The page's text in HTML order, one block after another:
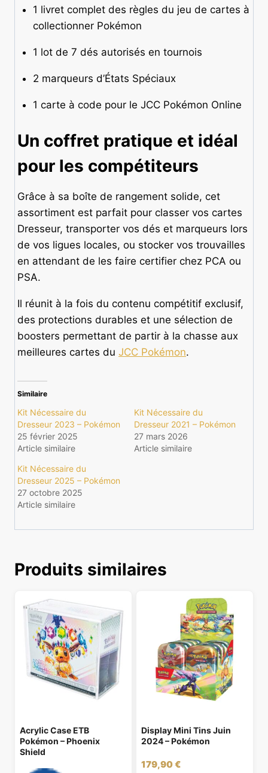
1 livret complet des règles du jeu de cartes à
collectionner Pokémon
1 lot de 7 dés autorisés en tournois
2 marqueurs d’États Spéciaux
1 carte à code pour le JCC Pokémon Online
Un coffret pratique et idéal
pour les compétiteurs
Grâce à sa boîte de rangement solide, cet
assortiment est parfait pour classer vos cartes
Dresseur, transporter vos dés et marqueurs lors
de vos ligues locales, ou stocker vos trouvailles
en attendant de les faire certifier chez PCA ou
PSA.
Il réunit à la fois du contenu compétitif exclusif,
des protections durables et une sélection de
boosters permettant de partir à la chasse aux
meilleures cartes du JCC Pokémon.
Similaire
Kit Nécessaire du
Dresseur 2023 – Pokémon
25 février 2025
Article similaire
Kit Nécessaire du
Dresseur 2021 – Pokémon
27 mars 2026
Article similaire
Kit Nécessaire du
Dresseur 2025 – Pokémon
27 octobre 2025
Article similaire
Produits similaires
Acrylic Case ETB
Pokémon – Phoenix
Shield
Display Mini Tins Juin
2024 – Pokémon
179,90€